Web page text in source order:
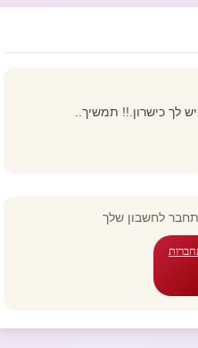
לך כישרון.!! תמשיך..
לחשבון שלך